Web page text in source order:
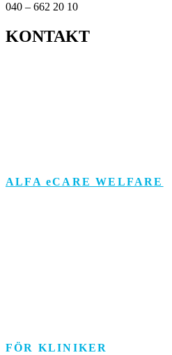
040 – 662 20 10
KONTAKT
ALFA eCARE WELFARE
FÖR KLINIKER